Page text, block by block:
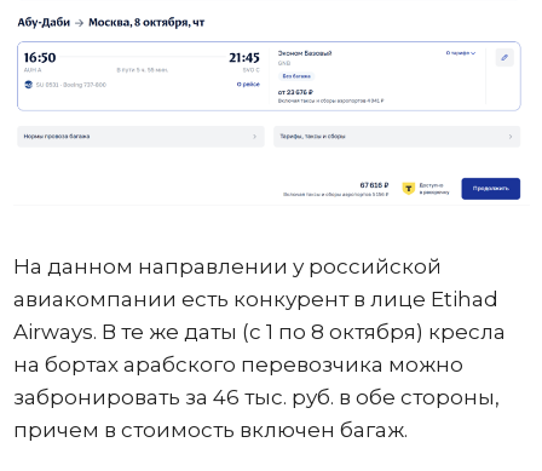
На данном направлении у российской
авиакомпании есть конкурент в лице Etihad
Airways. В те же даты (с 1 по 8 октября) кресла
на бортах арабского перевозчика можно
забронировать за 46 тыс. руб. в обе стороны,
причем в стоимость включен багаж.